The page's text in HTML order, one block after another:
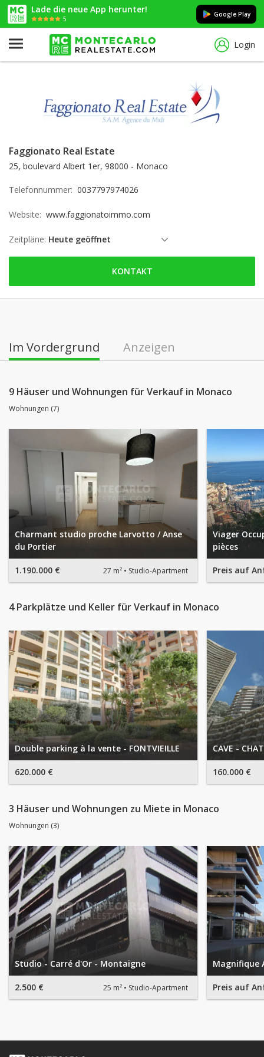
Lade die neue App herunter!
5
Google Play
Login
Faggionato Real Estate
25, boulevard Albert 1er, 98000 - Monaco
Telefonnummer: 0037797974026
Website: www.faggionatoimmo.com
Zeitpläne: Heute geöffnet
Freitag: offen
Samstag: geschlossen
Mittwoch: offen
Donnerstag: offen
KONTAKT
Im Vordergrund Anzeigen
9 Häuser und Wohnungen für Verkauf in Monaco
Wohnungen (7)
Charmant studio proche Larvotto / Anse
du Portier
1.190.000 € 27 m² Studio-Apartment
Viager
pièces
Preis auf
4 Parkplätze und Keller für Verkauf in Monaco
Double parking à la vente - FONTVIEILLE
620.000 €
CAVE -
160.000 €
3 Häuser und Wohnungen zu Miete in Monaco
Wohnungen (3)
Studio - Carré d'Or - Montaigne
2.500 € 25 m² Studio-Apartment
Magnifique
Preis auf